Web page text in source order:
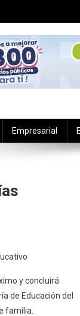
Empresarial
y concluirá
de Educación del
familia.